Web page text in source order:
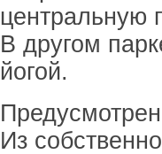
центральную
В другом
йогой.
Из